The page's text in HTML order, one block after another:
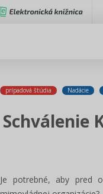
prípadová štúdia Nadácie
Schválenie
Je potrebné, aby pred